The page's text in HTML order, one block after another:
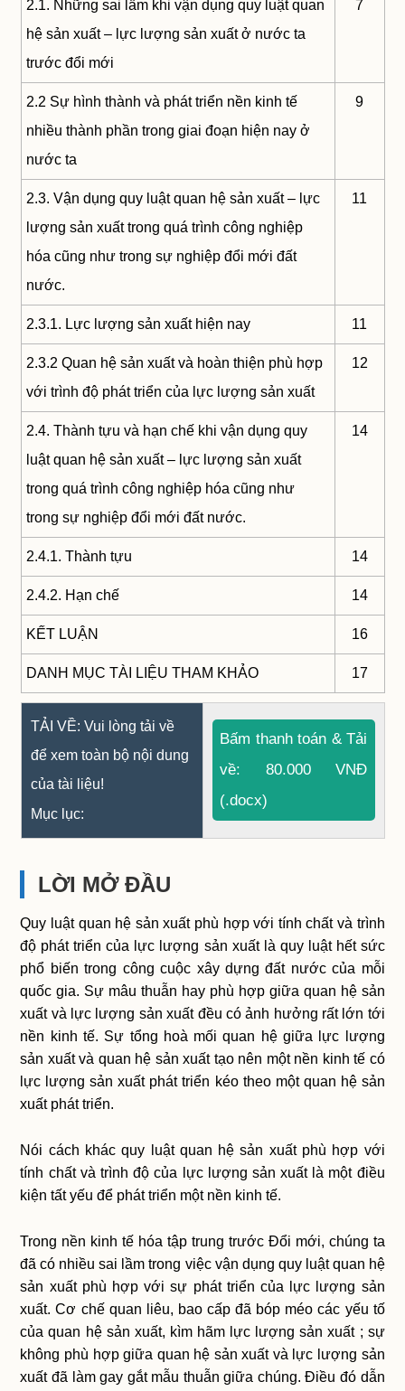
2.1. Những sai lầm khi vận dụng quy luật quan
hệ sản xuất – lực lượng sản xuất ở nước ta
trước đổi mới
7
2.2 Sự hình thành và phát triển nền kinh tế
nhiều thành phần trong giai đoạn hiện nay ở
nước ta
9
2.3. Vận dụng quy luật quan hệ sản xuất – lực
lượng sản xuất trong quá trình công nghiệp
hóa cũng như trong sự nghiệp đổi mới đất
nước.
11
2.3.1. Lực lượng sản xuất hiện nay 11
2.3.2 Quan hệ sản xuất và hoàn thiện phù hợp
với trình độ phát triển của lực lượng sản xuất
12
2.4. Thành tựu và hạn chế khi vận dụng quy
luật quan hệ sản xuất – lực lượng sản xuất
trong quá trình công nghiệp hóa cũng như
trong sự nghiệp đổi mới đất nước.
14
2.4.1. Thành tựu 14
2.4.2. Hạn chế 14
KẾT LUẬN 16
DANH MỤC TÀI LIỆU THAM KHẢO 17
TẢI VỀ: Vui lòng tải về
để xem toàn bộ nội dung
của tài liệu!
Mục lục:
Bấm thanh toán & Tải
về: 80.000 VNĐ
(.docx)
LỜI MỞ ĐẦU
Quy luật quan hệ sản xuất phù hợp với tính chất và trình
độ phát triển của lực lượng sản xuất là quy luật hết sức
phổ biến trong công cuộc xây dựng đất nước của mỗi
quốc gia. Sự mâu thuẫn hay phù hợp giữa quan hệ sản
xuất và lực lượng sản xuất đều có ảnh hưởng rất lớn tới
nền kinh tế. Sự tổng hoà mối quan hệ giữa lực lượng
sản xuất và quan hệ sản xuất tạo nên một nền kinh tế có
lực lượng sản xuất phát triển kéo theo một quan hệ sản
xuất phát triển.
Nói cách khác quy luật quan hệ sản xuất phù hợp với
tính chất và trình độ của lực lượng sản xuất là một điều
kiện tất yếu để phát triển một nền kinh tế.
Trong nền kinh tế hóa tập trung trước Đổi mới, chúng ta
đã có nhiều sai lầm trong việc vận dụng quy luật quan hệ
sản xuất phù hợp với sự phát triển của lực lượng sản
xuất. Cơ chế quan liêu, bao cấp đã bóp méo các yếu tố
của quan hệ sản xuất, kìm hãm lực lượng sản xuất ; sự
không phù hợp giữa quan hệ sản xuất và lực lượng sản
xuất đã làm gay gắt mẫu thuẫn giữa chúng. Điều đó dẫn